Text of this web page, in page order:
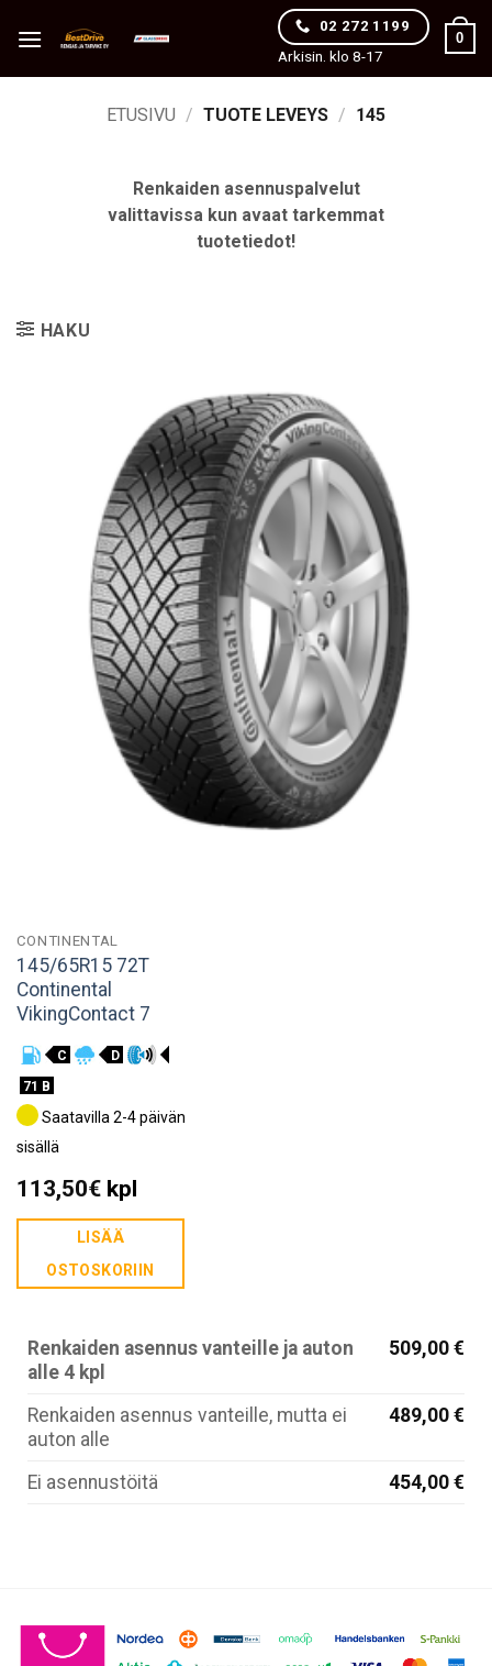
02 272 1199
Arkisin. klo 8-17
0
ETUSIVU / TUOTE LEVEYS / 145
Renkaiden asennuspalvelut
valittavissa kun avaat tarkemmat
tuotetiedot!
HAKU
CONTINENTAL
145/65R15 72T
Continental
VikingContact 7
C
D
71 B
Saatavilla 2-4 päivän
sisällä
113,50€kpl
LISÄÄ
OSTOSKORIIN
Renkaiden asennus vanteille ja auton
alle 4 kpl
509,00 €
Renkaiden asennus vanteille, mutta ei
auton alle
489,00 €
Ei asennustöitä 454,00 €